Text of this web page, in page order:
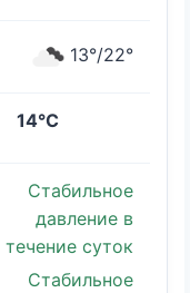
13°/22°
14°C
Стабильное
давление в
течение суток
Стабильное